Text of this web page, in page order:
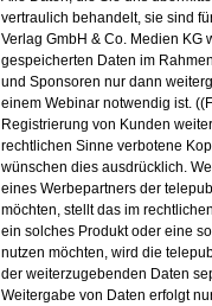
vertraulich behandelt, sie sind
Verlag GmbH & Co. Medien KG
gespeicherten Daten im
und Sponsoren nur dann
einem Webinar notwendig ist.
Registrierung von Kunden
rechtlichen Sinne verbotene
wünschen dies ausdrücklich.
eines Werbepartners der
möchten, stellt das im
ein solches Produkt oder eine
nutzen möchten, wird die
der weiterzugebenden Daten
Weitergabe von Daten erfolgt